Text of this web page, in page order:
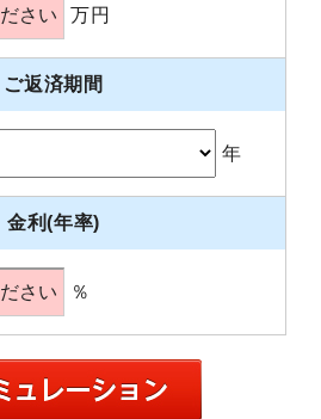
万円
ご返済期間
年
金利(年率)
％